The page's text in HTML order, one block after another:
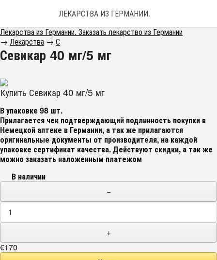
ЛЕКАРСТВА ИЗ ГЕРМАНИИ. ЗАКАЗАТЬ
Лекарства из Германии. Заказать лекарство из Германии
→ Лекарства → С
Севикар 40 мг/5 мг
Купить Севикар 40 мг/5 мг
В упаковке 98 шт.
Прилагается чек подтверждающий подлинность покупки в
Немецкой аптеке в Германии, а так же прилагаются
оригинальные документы от производителя, на каждой
упаковке сертификат качества. Действуют скидки, а так же
можно заказать наложенным платежом
В наличии
−
+
€170